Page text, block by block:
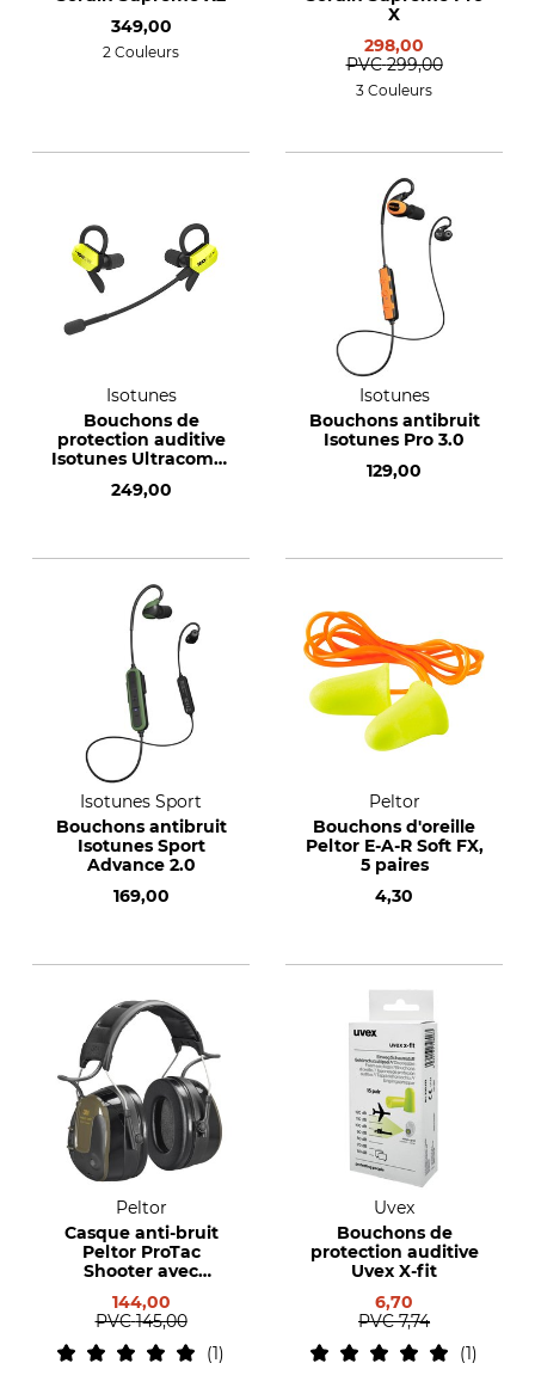
349,00
2 Couleurs
X
298,00
PVC 299,00
3 Couleurs
Isotunes
Bouchons de
protection auditive
Isotunes Ultracomm
249,00
Isotunes
Bouchons antibruit
Isotunes Pro 3.0
129,00
Isotunes Sport
Bouchons antibruit
Isotunes Sport
Advance 2.0
169,00
Peltor
Bouchons d'oreille
Peltor E-A-R Soft FX,
5 paires
4,30
Peltor
Casque anti-bruit
Peltor ProTac
Shooter avec
144,00
PVC 145,00
1
Uvex
Bouchons de
protection auditive
Uvex X-fit
6,70
PVC 7,74
1